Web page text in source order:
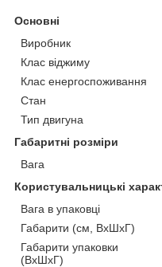
Основні
Виробник
Клас віджиму
Клас енергоспоживання
Стан
Тип двигуна
Габаритні розміри
Вага
Користувальницькі
Вага в упаковці
Габарити (см, ВхШхГ)
Габарити упаковки
(ВхШхГ)